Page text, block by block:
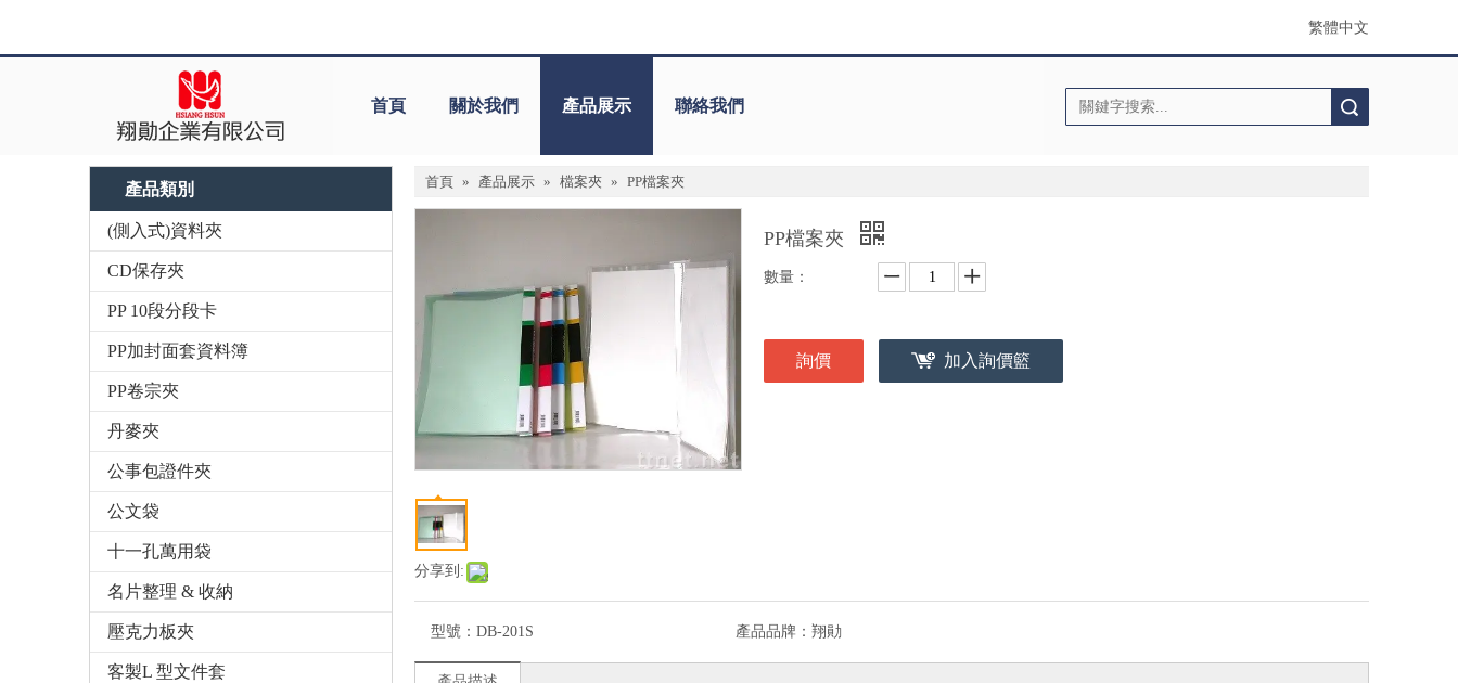
繁體中文
首頁 關於我們 產品展示 聯絡我們
產品類別
(側入式)資料夾
CD保存夾
PP 10段分段卡
PP加封面套資料簿
PP卷宗夾
丹麥夾
公事包證件夾
公文袋
十一孔萬用袋
名片整理 & 收納
壓克力板夾
客製L 型文件套
首頁 » 產品展示 » 檔案夾 » PP檔案夾
分享到:
PP檔案夾
數量：
詢價 加入詢價籃
型號： DB-201S 產品品牌： 翔勛